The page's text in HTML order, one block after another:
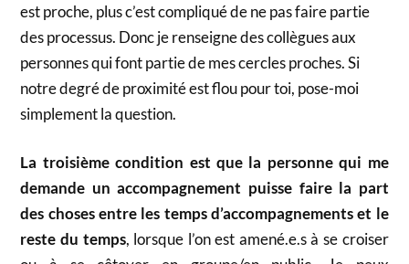
est proche, plus c’est compliqué de ne pas faire partie
des processus. Donc je renseigne des collègues aux
personnes qui font partie de mes cercles proches. Si
notre degré de proximité est flou pour toi, pose-moi
simplement la question.
La troisième condition est que la personne qui me
demande un accompagnement puisse faire la part
des choses entre les temps d’accompagnements et le
reste du temps, lorsque l’on est amené.e.s à se croiser